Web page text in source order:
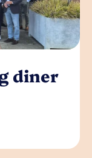
diner